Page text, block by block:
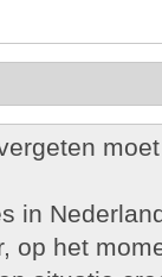
in
op het